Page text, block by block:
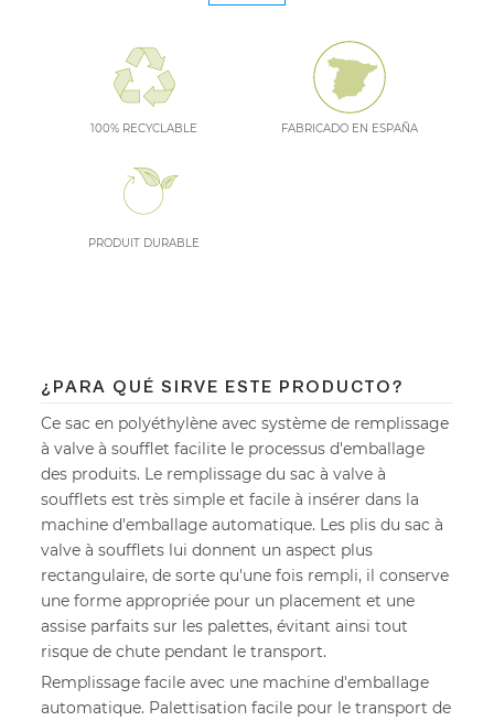
100% RECYCLABLE FABRICADO EN ESPAÑA
PRODUIT DURABLE
¿PARA QUÉ SIRVE ESTE PRODUCTO?
Ce sac en polyéthylène avec système de remplissage
à valve à soufflet facilite le processus d'emballage
des produits. Le remplissage du sac à valve à
soufflets est très simple et facile à insérer dans la
machine d'emballage automatique. Les plis du sac à
valve à soufflets lui donnent un aspect plus
rectangulaire, de sorte qu'une fois rempli, il conserve
une forme appropriée pour un placement et une
assise parfaits sur les palettes, évitant ainsi tout
risque de chute pendant le transport.
Remplissage facile avec une machine d'emballage
automatique. Palettisation facile pour le transport de